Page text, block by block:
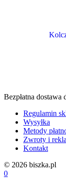
Bezpłatna dostawa
Regulamin
Wysyłka
Metody
Zwroty i
Kontakt
© 2026 biszka.pl
0